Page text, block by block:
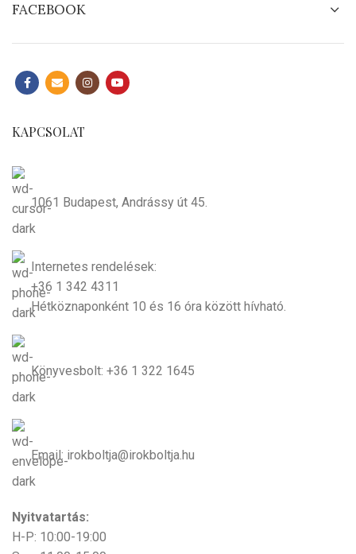
FACEBOOK
KAPCSOLAT
1061 Budapest, Andrássy út 45.
Internetes rendelések:
+36 1 342 4311
Hétköznaponként 10 és 16 óra között hívható.
Könyvesbolt: +36 1 322 1645
Email: irokboltja@irokboltja.hu
Nyitvatartás:
H-P: 10:00-19:00